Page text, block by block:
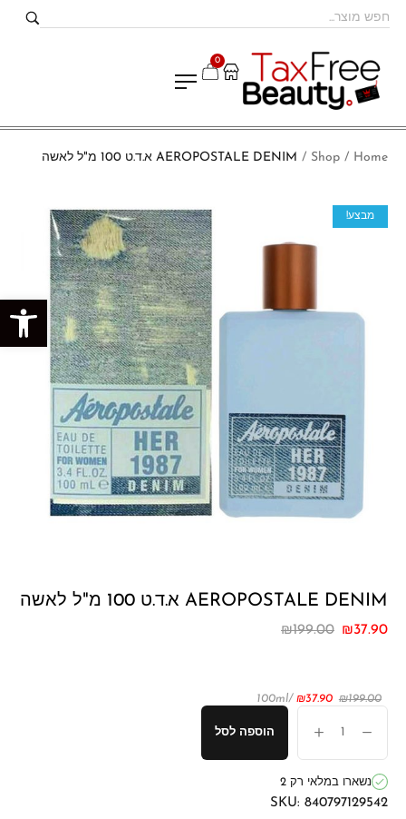
פתח סרגל נגישות
0
Home
/
Shop
/ AEROPOSTALE DENIM א.ד.ט 100 מ"ל לאשה
מבצע!
AEROPOSTALE DENIM א.ד.ט 100 מ"ל לאשה
₪199.00 ₪37.90
₪199.00
₪37.90
/100ml
הוספה לסל
נשארו במלאי רק 2
SKU: 840797129542